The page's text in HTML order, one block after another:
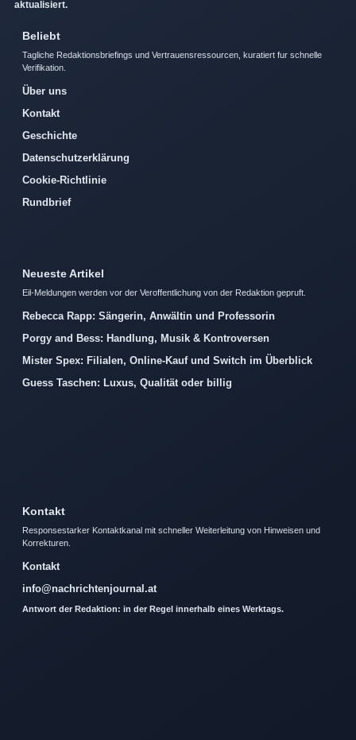
aktualisiert.
Beliebt
Tagliche Redaktionsbriefings und Vertrauensressourcen, kuratiert fur schnelle
Verifikation.
Über uns
Kontakt
Geschichte
Datenschutzerklärung
Cookie-Richtlinie
Rundbrief
Neueste Artikel
Eil-Meldungen werden vor der Veroffentlichung von der Redaktion gepruft.
Rebecca Rapp: Sängerin, Anwältin und Professorin
Porgy and Bess: Handlung, Musik & Kontroversen
Mister Spex: Filialen, Online-Kauf und Switch im Überblick
Guess Taschen: Luxus, Qualität oder billig
Kontakt
Responsestarker Kontaktkanal mit schneller Weiterleitung von Hinweisen und
Korrekturen.
Kontakt
info@nachrichtenjournal.at
Antwort der Redaktion: in der Regel innerhalb eines Werktags.